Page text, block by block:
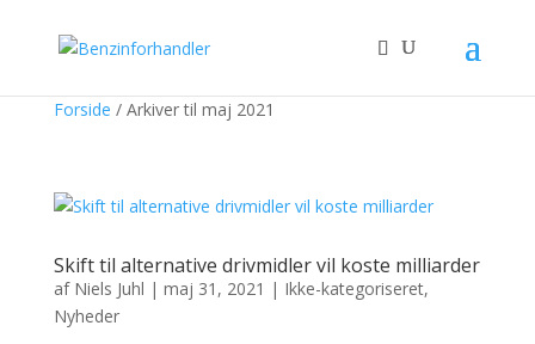
Forside / Arkiver til maj 2021
Skift til alternative drivmidler vil koste milliarder
af Niels Juhl | maj 31, 2021 | Ikke-kategoriseret,
Nyheder